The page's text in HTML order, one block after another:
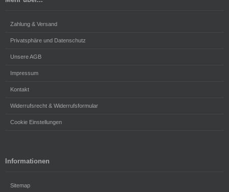
Zahlung & Versand
Privatsphäre und Datenschutz
Unsere AGB
Impressum
Kontakt
Widerrufsrecht & Widerrufsformular
Cookie Einstellungen
Informationen
Sitemap